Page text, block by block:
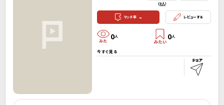
(0人）
マッチ率 - レビューする
0人 0人
今すぐ見る